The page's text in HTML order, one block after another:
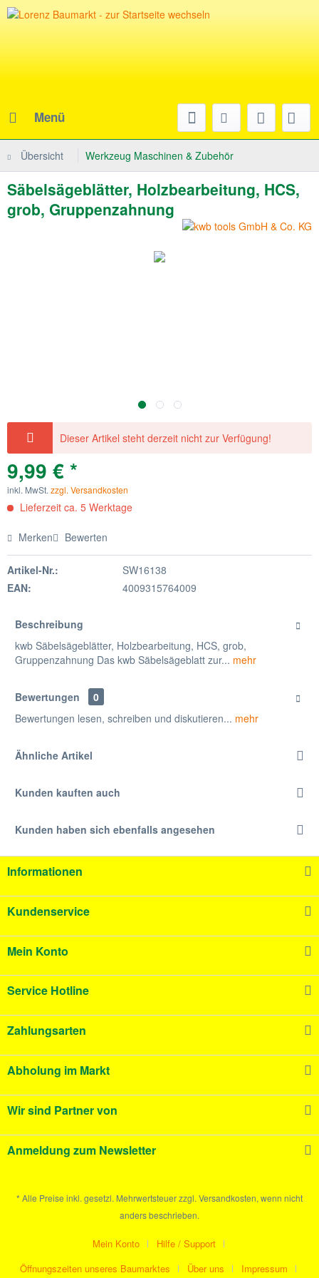
Menü
Übersicht Werkzeug Maschinen & Zubehör
Säbelsägeblätter, Holzbearbeitung, HCS,
grob, Gruppenzahnung
Dieser Artikel steht derzeit nicht zur Verfügung!
9,99 € *
inkl. MwSt. zzgl. Versandkosten
Lieferzeit ca. 5 Werktage
Merken Bewerten
Artikel-Nr.:
SW16138
EAN:
4009315764009
Beschreibung
kwb Säbelsägeblätter, Holzbearbeitung, HCS, grob,
Gruppenzahnung Das kwb Säbelsägeblatt zur... mehr
Bewertungen
0
Bewertungen lesen, schreiben und diskutieren... mehr
Ähnliche Artikel
Kunden kauften auch
Kunden haben sich ebenfalls angesehen
Informationen
Kundenservice
Mein Konto
Service Hotline
Zahlungsarten
Abholung im Markt
Wir sind Partner von
Anmeldung zum Newsletter
* Alle Preise inkl. gesetzl. Mehrwertsteuer zzgl. Versandkosten, wenn nicht
anders beschrieben.
Mein Konto
Hilfe / Support
Öffnungszeiten unseres Baumarktes
Über uns Impressum